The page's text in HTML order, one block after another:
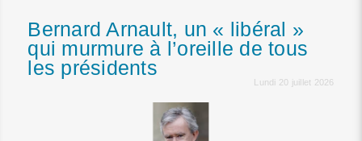
Bernard Arnault, un « libéral »
qui murmure à l’oreille de tous
les présidents
Lundi 20 juillet 2026